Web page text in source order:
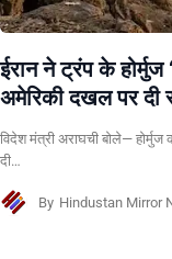
ईरान ने ट्रंप के होर्मुज
अमेरिकी दखल पर दी
विदेश मंत्री अराघची बोले—
दी…
By Hindustan Mirror